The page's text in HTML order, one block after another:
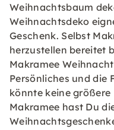
Weihnachtsbaum
Weihnachtsdeko
Geschenk. Selbst
herzustellen bereitet
Makramee
Persönliches und die
könnte keine größere
Makramee hast Du